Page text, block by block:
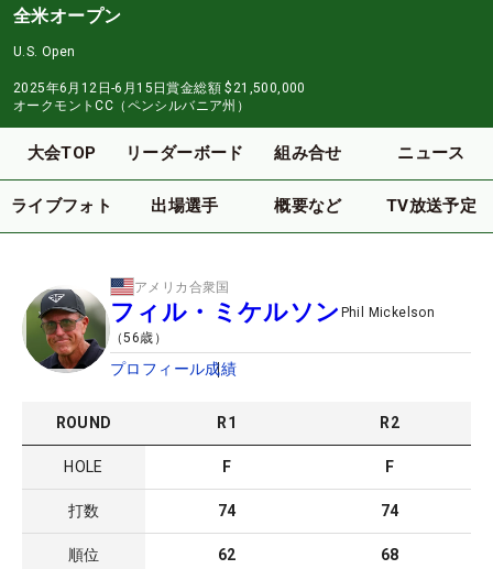
全米オープン
U.S. Open
2025年6月12日-6月15日賞金総額 $21,500,000
オークモントCC（ペンシルバニア州）
大会TOP リーダーボード 組み合せ ニュース
ライブフォト 出場選手 概要など TV放送予定
アメリカ合衆国
フィル・ミケルソン Phil Mickelson
（56歳）
プロフィール成績
ROUND R1 R2
HOLE F F
打数 74 74
順位 62 68